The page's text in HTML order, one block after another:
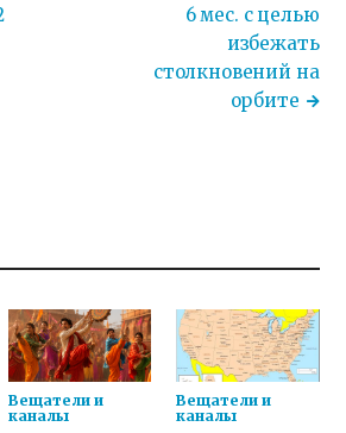
6 мес. с целью
избежать
столкновений на
орбите
Вещатели и
каналы
Вещатели и
каналы